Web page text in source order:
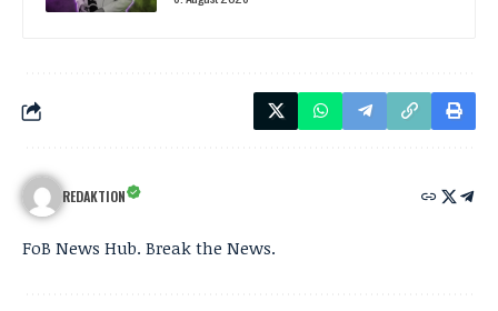
REDAKTION
FoB News Hub. Break the News.